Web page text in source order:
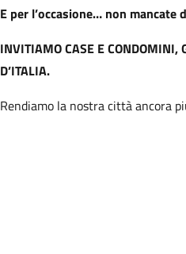
E per l’occasione… non mancate
INVITIAMO CASE E CONDOMINI,
D’ITALIA.
Rendiamo la nostra città ancora